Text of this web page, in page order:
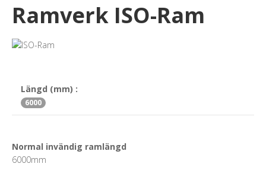
Ramverk ISO-Ram
Längd (mm) :
6000
Normal invändig ramlängd
6000mm